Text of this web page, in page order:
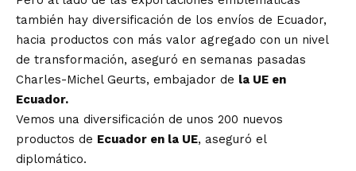
también hay diversificación de los envíos de Ecuador,
hacia productos con más valor agregado con un nivel
de transformación, aseguró en semanas pasadas
Charles-Michel Geurts, embajador de la UE en
Ecuador.
Vemos una diversificación de unos 200 nuevos
productos de Ecuador en la UE, aseguró el
diplomático.